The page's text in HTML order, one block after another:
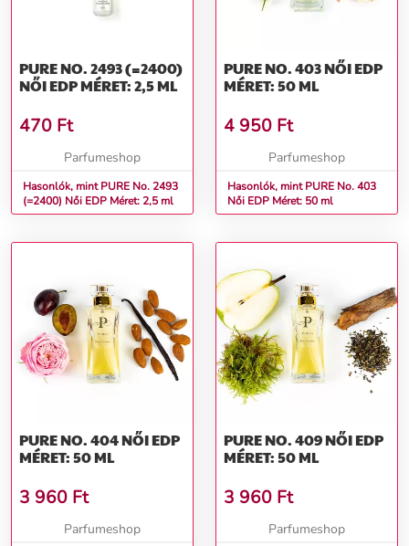
PURE NO. 2493 (=2400)
NŐI EDP MÉRET: 2,5 ML
470 Ft
Parfumeshop
Hasonlók, mint PURE No. 2493
(=2400) Női EDP Méret: 2,5 ml
PURE NO. 403 NŐI EDP
MÉRET: 50 ML
4 950 Ft
Parfumeshop
Hasonlók, mint PURE No. 403
Női EDP Méret: 50 ml
PURE NO. 404 NŐI EDP
MÉRET: 50 ML
3 960 Ft
Parfumeshop
PURE NO. 409 NŐI EDP
MÉRET: 50 ML
3 960 Ft
Parfumeshop